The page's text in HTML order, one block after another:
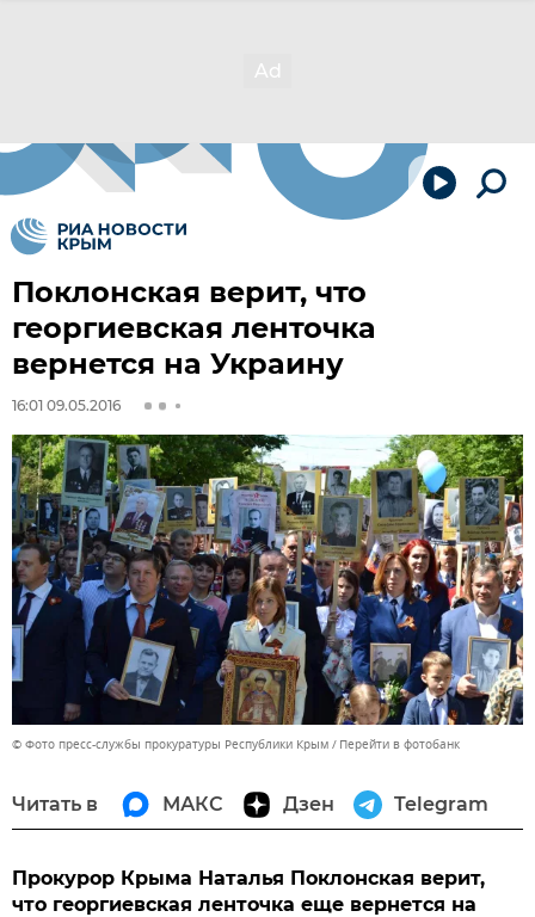
Поклонская верит, что
георгиевская ленточка
вернется на Украину
16:01 09.05.2016
© Фото пресс-службы прокуратуры Республики Крым Перейти в фотобанк
Читать в МАКС Дзен Telegram
Прокурор Крыма Наталья Поклонская верит,
что георгиевская ленточка еще вернется на